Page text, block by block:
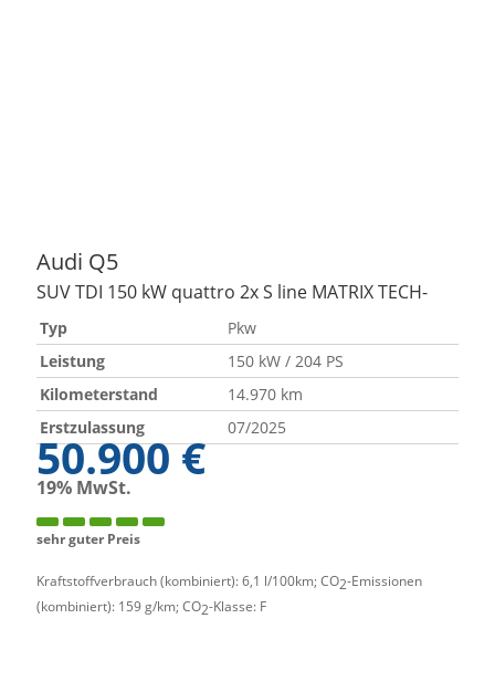
Audi Q5
SUV TDI 150 kW quattro 2x S line MATRIX TECH-
Typ
Pkw
Leistung
150 kW / 204 PS
Kilometerstand
14.970 km
Erstzulassung
07/2025
50.900 €
19% MwSt.
sehr guter Preis
Kraftstoffverbrauch (kombiniert):6,1 l/100km;CO2-Emissionen
(kombiniert): 159 g/km;CO2-Klasse: F